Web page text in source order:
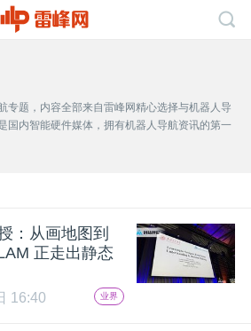
专题，内容全部来自雷峰网精心选择与机器人导
国内智能硬件媒体，拥有机器人导航资讯的第一
：从画地图到
正走出静态
16:40 业界